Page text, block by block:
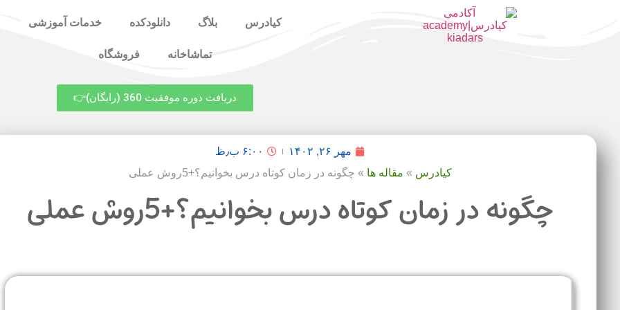
کیادرس بلاگ دانلودکده خدمات آموزشی
تماشاخانه فروشگاه
دریافت دوره موفقیت 360 (رایگان)👉
مهر ۲۶, ۱۴۰۲
۶:۰۰ ب٫ظ
کیادرس » مقاله ها » چگونه در زمان کوتاه درس بخوانیم؟+5روش عملی
چگونه در زمان کوتاه درس بخوانیم؟+5روش عملی